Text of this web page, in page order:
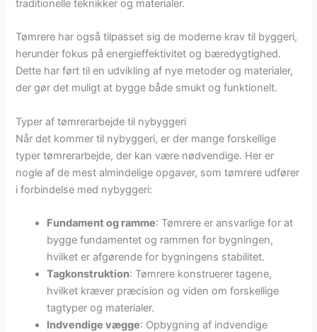
traditionelle teknikker og materialer.
Tømrere har også tilpasset sig de moderne krav til byggeri,
herunder fokus på energieffektivitet og bæredygtighed.
Dette har ført til en udvikling af nye metoder og materialer,
der gør det muligt at bygge både smukt og funktionelt.
Typer af tømrerarbejde til nybyggeri
Når det kommer til nybyggeri, er der mange forskellige
typer tømrerarbejde, der kan være nødvendige. Her er
nogle af de mest almindelige opgaver, som tømrere udfører
i forbindelse med nybyggeri:
Fundament og ramme: Tømrere er ansvarlige for at
bygge fundamentet og rammen for bygningen,
hvilket er afgørende for bygningens stabilitet.
Tagkonstruktion: Tømrere konstruerer tagene,
hvilket kræver præcision og viden om forskellige
tagtyper og materialer.
Indvendige vægge: Opbygning af indvendige